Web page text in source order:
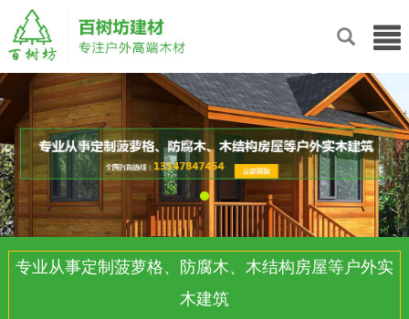
专业从事定制菠萝格、防腐木、木结构房屋等户外实
木建筑